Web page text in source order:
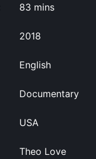
83 mins
2018
English
Documentary
USA
Theo Love